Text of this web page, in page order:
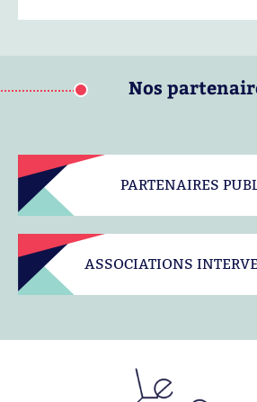
Nos
PARTENAIRES
ASSOCIATIONS